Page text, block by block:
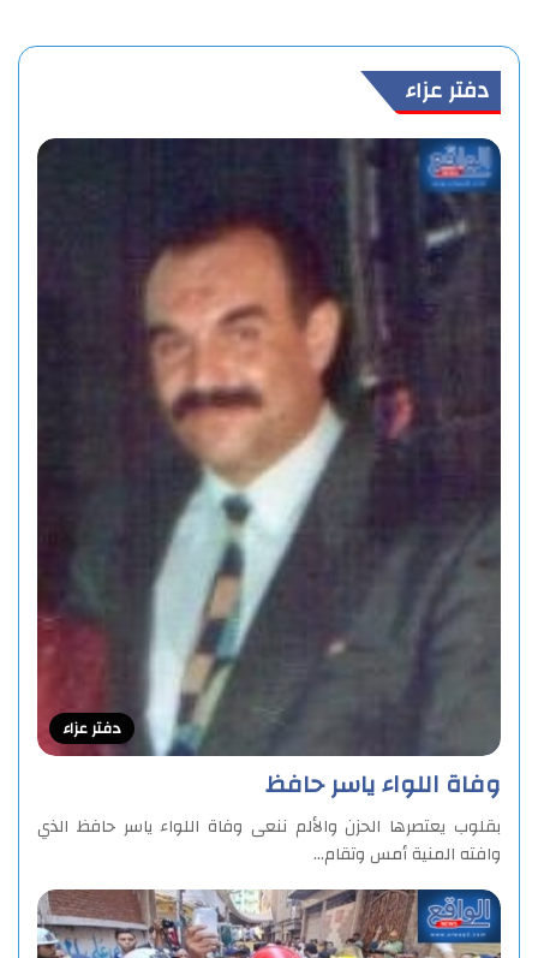
دفتر عزاء
دفتر عزاء
وفاة اللواء ياسر حافظ
بقلوب يعتصرها الحزن والألم ننعى وفاة اللواء ياسر حافظ الذي
وافته المنية أمس وتقام…